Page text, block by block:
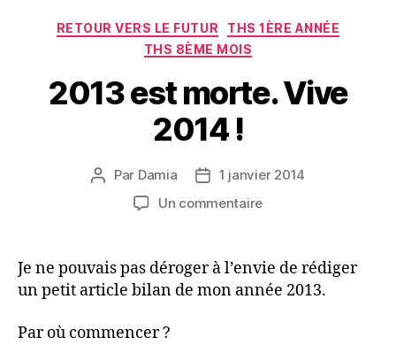
Catégories
RETOUR VERS LE FUTUR
THS 1ÈRE ANNÉE
THS 8ÈME MOIS
2013 est morte. Vive
2014 !
Auteur
l’article
Par Damia
Date1 janvier 2014
Un commentairesur
morte.
Vive
2014
Je ne pouvais pas déroger à l’envie de rédiger
un petit article bilan de mon année 2013.
Par où commencer ?